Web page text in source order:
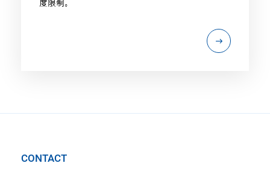
度限制。
CONTACT